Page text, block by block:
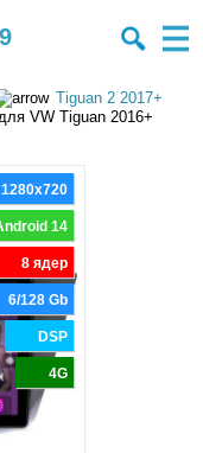
Tiguan 2 2017+
VW Tiguan 2016+
14
8 ядер
6/128 Gb
DSP
4G